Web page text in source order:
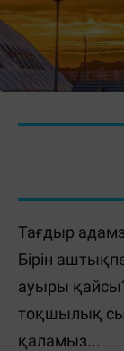
Тағдыр
Бірін
ауыры
тоқшылық
қаламыз...